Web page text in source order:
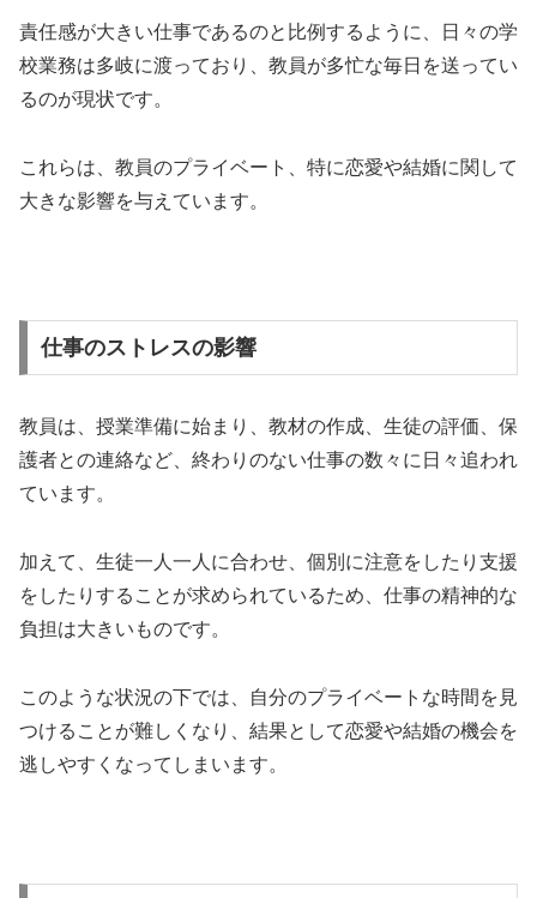
責任感が大きい仕事であるのと比例するように、日々の学
校業務は多岐に渡っており、教員が多忙な毎日を送ってい
るのが現状です。
これらは、教員のプライベート、特に恋愛や結婚に関して
大きな影響を与えています。
仕事のストレスの影響
教員は、授業準備に始まり、教材の作成、生徒の評価、保
護者との連絡など、終わりのない仕事の数々に日々追われ
ています。
加えて、生徒一人一人に合わせ、個別に注意をしたり支援
をしたりすることが求められているため、仕事の精神的な
負担は大きいものです。
このような状況の下では、自分のプライベートな時間を見
つけることが難しくなり、結果として恋愛や結婚の機会を
逃しやすくなってしまいます。